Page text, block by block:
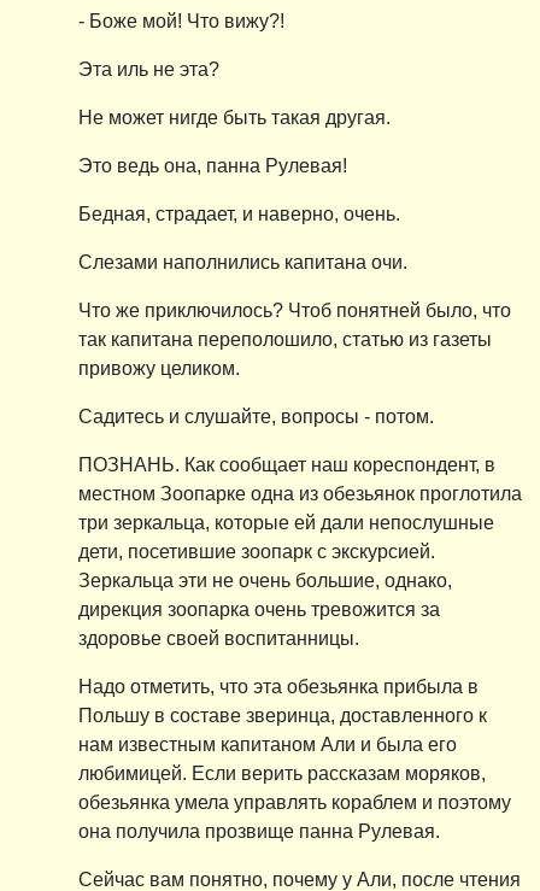
- Боже мой! Что вижу?!
Эта иль не эта?
Не может нигде быть такая другая.
Это ведь она, панна Рулевая!
Бедная, страдает, и наверно, очень.
Слезами наполнились капитана очи.
Что же приключилось? Чтоб понятней было, что
так капитана переполошило, статью из газеты
привожу целиком.
Садитесь и слушайте, вопросы - потом.
ПОЗНАНЬ. Как сообщает наш кореспондент, в
местном Зоопарке одна из обезьянок проглотила
три зеркальца, которые ей дали непослушные
дети, посетившие зоопарк с экскурсией.
Зеркальца эти не очень большие, однако,
дирекция зоопарка очень тревожится за
здоровье своей воспитанницы.
Надо отметить, что эта обезьянка прибыла в
Польшу в составе зверинца, доставленного к
нам известным капитаном Али и была его
любимицей. Если верить рассказам моряков,
обезьянка умела управлять кораблем и поэтому
она получила прозвище панна Рулевая.
Сейчас вам понятно, почему у Али, после чтения